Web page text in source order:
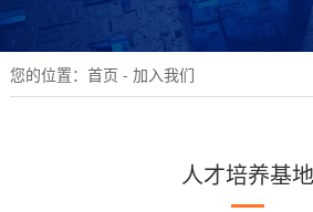
您的位置： 首页 - 加入我们
人才培养基地